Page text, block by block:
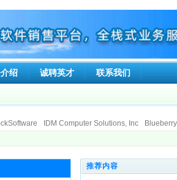
绍 诚聘英才 联系我们
IDM Computer Solutions, Inc Blueberry
Technologies SumTotal Systems, Inc.
Faronics
Inc. (3Ci)
Gnostice Information Technologies
Qbik New Zealand Limited推荐内容